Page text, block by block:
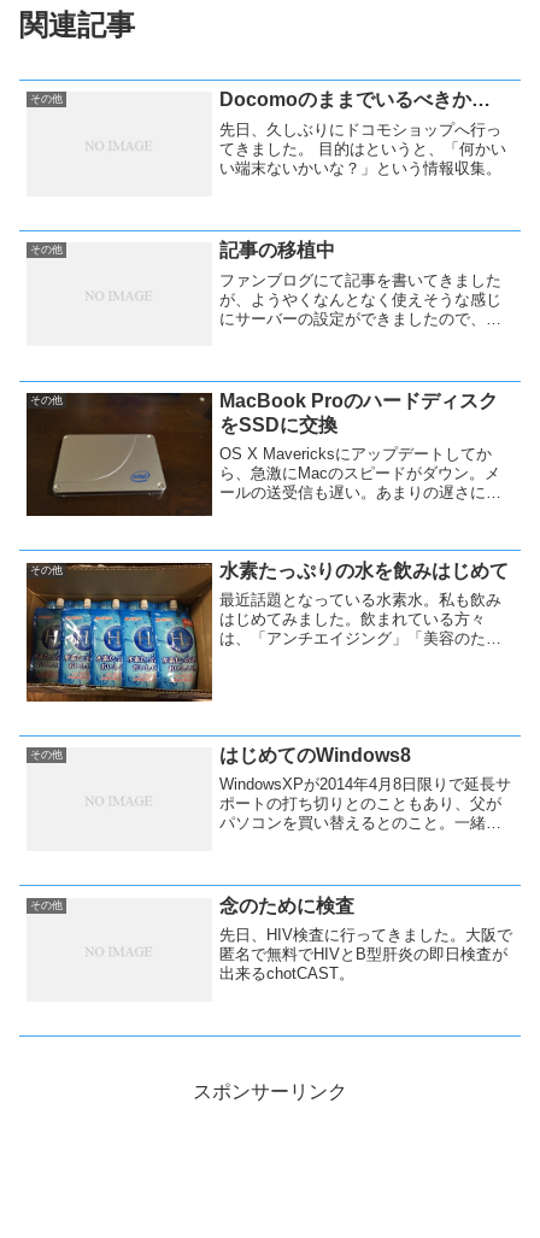
関連記事
その他 Docomoのままでいるべきか…
先日、久しぶりにドコモショップへ行っ
てきました。 目的はというと、「何かい
い端末ないかいな？」という情報収集。
その他 記事の移植中
ファンブログにて記事を書いてきました
が、ようやくなんとなく使えそうな感じ
にサーバーの設定ができましたので、フ
その他
MacBook Proのハードディスク
をSSDに交換
OS X Mavericksにアップデートしてか
ら、急激にMacのスピードがダウン。メ
ールの送受信も遅い。あまりの遅さにイ
SSD。
その他 水素たっぷりの水を飲みはじめて
最近話題となっている水素水。私も飲み
はじめてみました。飲まれている方々
は、「アンチエイジング」「美容のた
その他 はじめてのWindows8
WindowsXPが2014年4月8日限りで延長サ
ポートの打ち切りとのこともあり、父が
パソコンを買い替えるとのこと。一緒に
その他 念のために検査
先日、HIV検査に行ってきました。大阪で
匿名で無料でHIVとB型肝炎の即日検査が
出来るchotCAST。
スポンサーリンク